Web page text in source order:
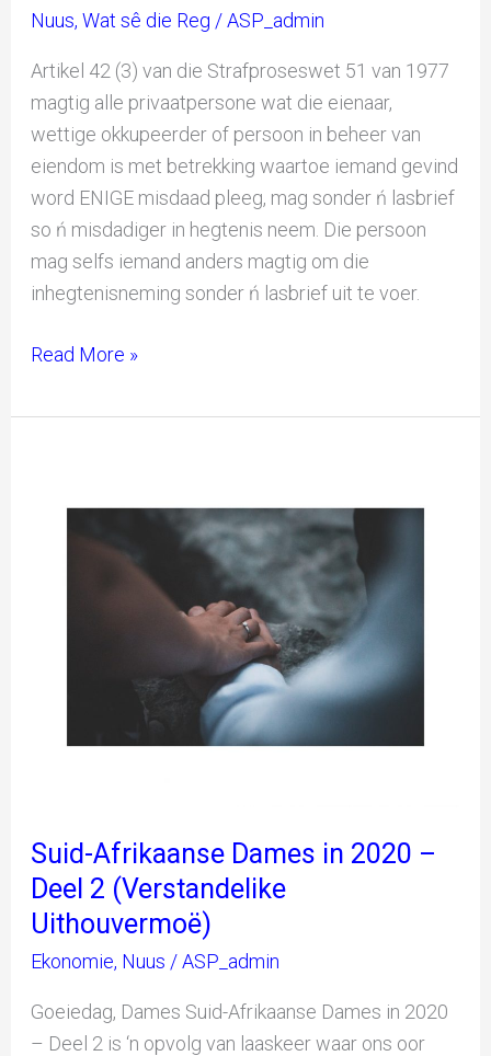
Nuus, Wat sê die Reg /ASP_admin
Artikel 42 (3) van die Strafproseswet 51 van 1977
magtig alle privaatpersone wat die eienaar,
wettige okkupeerder of persoon in beheer van
eiendom is met betrekking waartoe iemand gevind
word ENIGE misdaad pleeg, mag sonder ń lasbrief
so ń misdadiger in hegtenis neem. Die persoon
mag selfs iemand anders magtig om die
inhegtenisneming sonder ń lasbrief uit te voer.
Read More »
Suid-Afrikaanse Dames in 2020 –
Deel 2 (Verstandelike
Uithouvermoë)
Ekonomie, Nuus /ASP_admin
Goeiedag, Dames Suid-Afrikaanse Dames in 2020
– Deel 2 is ‘n opvolg van laaskeer waar ons oor
(Verstandelike
Uithouvermoë)